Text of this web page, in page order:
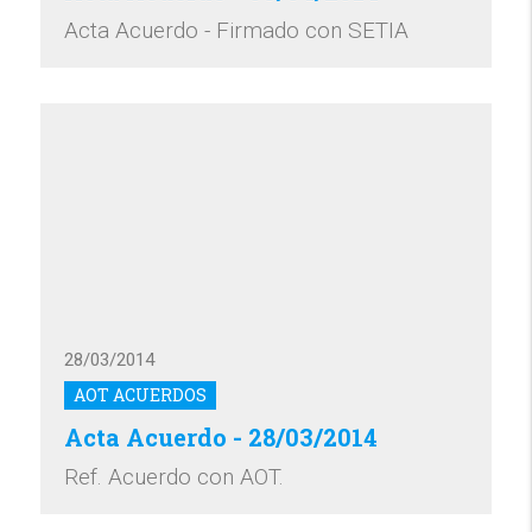
Acta Acuerdo - Firmado con SETIA
AOT ACUERDOS
28/03/2014
Acta Acuerdo - 28/03/2014
Ref. Acuerdo con AOT.